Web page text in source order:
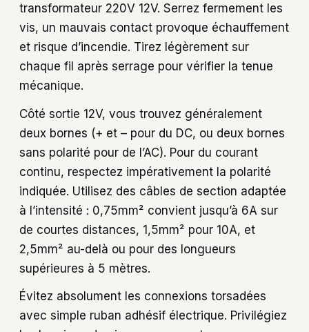
transformateur 220V 12V. Serrez fermement les
vis, un mauvais contact provoque échauffement
et risque d’incendie. Tirez légèrement sur
chaque fil après serrage pour vérifier la tenue
mécanique.
Côté sortie 12V, vous trouvez généralement
deux bornes (+ et – pour du DC, ou deux bornes
sans polarité pour de l’AC). Pour du courant
continu, respectez impérativement la polarité
indiquée. Utilisez des câbles de section adaptée
à l’intensité : 0,75mm² convient jusqu’à 6A sur
de courtes distances, 1,5mm² pour 10A, et
2,5mm² au-delà ou pour des longueurs
supérieures à 5 mètres.
Évitez absolument les connexions torsadées
avec simple ruban adhésif électrique. Privilégiez